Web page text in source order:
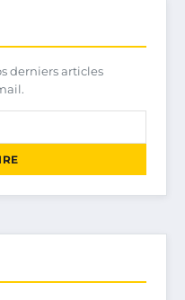
derniers articles